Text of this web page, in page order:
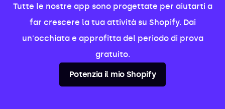
Tutte le nostre app sono progettate per aiutarti a
far crescere la tua attività su Shopify. Dai
un'occhiata e approfitta del periodo di prova
gratuito.
Potenzia il mio Shopify